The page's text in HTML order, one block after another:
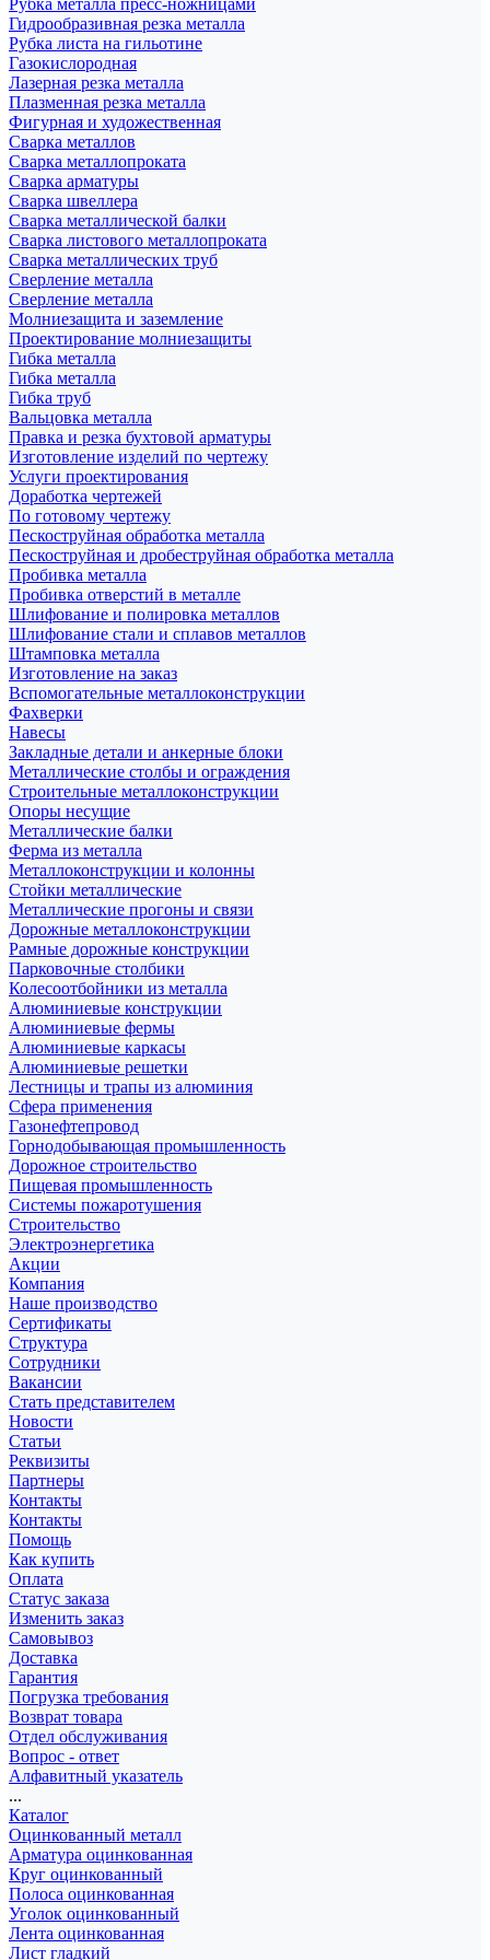
Рубка металла пресс-ножницами
Гидрообразивная резка металла
Рубка листа на гильотине
Газокислородная
Лазерная резка металла
Плазменная резка металла
Фигурная и художественная
Сварка металлов
Сварка металлопроката
Сварка арматуры
Сварка швеллера
Сварка металлической балки
Сварка листового металлопроката
Сварка металлических труб
Сверление металла
Сверление металла
Молниезащита и заземление
Проектирование молниезащиты
Гибка металла
Гибка металла
Гибка труб
Вальцовка металла
Правка и резка бухтовой арматуры
Изготовление изделий по чертежу
Услуги проектирования
Доработка чертежей
По готовому чертежу
Пескоструйная обработка металла
Пескоструйная и дробеструйная обработка металла
Пробивка металла
Пробивка отверстий в металле
Шлифование и полировка металлов
Шлифование стали и сплавов металлов
Штамповка металла
Изготовление на заказ
Вспомогательные металлоконструкции
Фахверки
Навесы
Закладные детали и анкерные блоки
Металлические столбы и ограждения
Строительные металлоконструкции
Опоры несущие
Металлические балки
Ферма из металла
Металлоконструкции и колонны
Стойки металлические
Металлические прогоны и связи
Дорожные металлоконструкции
Рамные дорожные конструкции
Парковочные столбики
Колесоотбойники из металла
Алюминиевые конструкции
Алюминиевые фермы
Алюминиевые каркасы
Алюминиевые решетки
Лестницы и трапы из алюминия
Сфера применения
Газонефтепровод
Горнодобывающая промышленность
Дорожное строительство
Пищевая промышленность
Системы пожаротушения
Строительство
Электроэнергетика
Акции
Компания
Наше производство
Сертификаты
Структура
Сотрудники
Вакансии
Стать представителем
Новости
Статьи
Реквизиты
Партнеры
Контакты
Контакты
Помощь
Как купить
Оплата
Статус заказа
Изменить заказ
Самовывоз
Доставка
Гарантия
Погрузка требования
Возврат товара
Отдел обслуживания
Вопрос - ответ
Алфавитный указатель
...
Каталог
Оцинкованный металл
Арматура оцинкованная
Круг оцинкованный
Полоса оцинкованная
Уголок оцинкованный
Лента оцинкованная
Лист гладкий